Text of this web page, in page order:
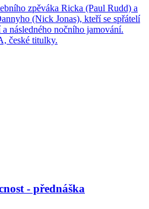
zpěváka Ricka (Paul Rudd) a
(Nick Jonas), kteří se spřátelí
následného nočního jamování.
české titulky.
- přednáška